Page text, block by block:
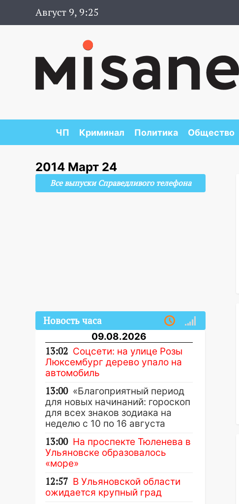
Август 9, 9:25
ЧП Криминал Политика Общество
2014 Март 24
Все выпуски Справедливого телефона
Новость часа
09.08.2026
13:02 Соцсети: на улице Розы
Люксембург дерево упало на
автомобиль
13:00 «Благоприятный период
для новых начинаний: гороскоп
для всех знаков зодиака на
неделю с 10 по 16 августа
13:00 На проспекте Тюленева в
Ульяновске образовалось
«море»
12:57 В Ульяновской области
ожидается крупный град